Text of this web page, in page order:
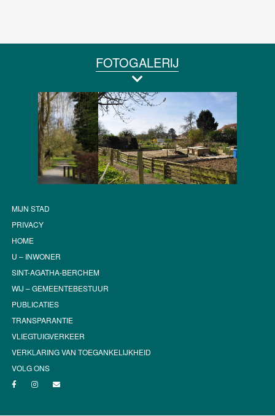
FOTOGALERIJ
MIJN STAD
PRIVACY
HOME
U – INWONER
SINT-AGATHA-BERCHEM
WIJ – GEMEENTEBESTUUR
PUBLICATIES
TRANSPARANTIE
VLIEGTUIGVERKEER
VERKLARING VAN TOEGANKELIJKHEID
VOLG ONS